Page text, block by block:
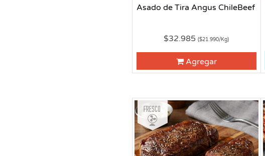
Asado de Tira Angus ChileBeef
$32.985($21.990/Kg)
Agregar
Fresco